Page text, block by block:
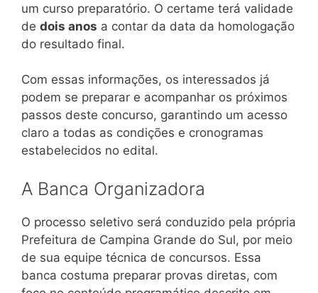
um curso preparatório. O certame terá validade
de dois anos a contar da data da homologação
do resultado final.
Com essas informações, os interessados já
podem se preparar e acompanhar os próximos
passos deste concurso, garantindo um acesso
claro a todas as condições e cronogramas
estabelecidos no edital.
A Banca Organizadora
O processo seletivo será conduzido pela própria
Prefeitura de Campina Grande do Sul, por meio
de sua equipe técnica de concursos. Essa
banca costuma preparar provas diretas, com